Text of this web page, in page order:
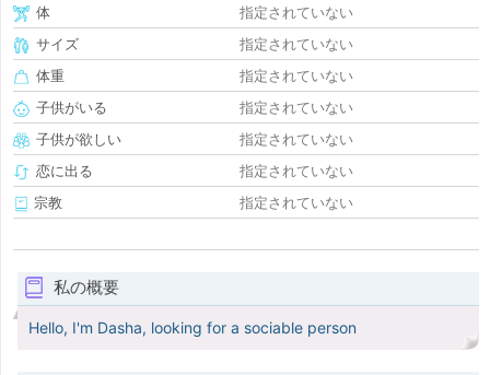
体
指定されていない
サイズ
指定されていない
体重
指定されていない
子供がいる
指定されていない
子供が欲しい
指定されていない
恋に出る
指定されていない
宗教
指定されていない
私の概要
Hello, I'm Dasha, looking for a sociable person